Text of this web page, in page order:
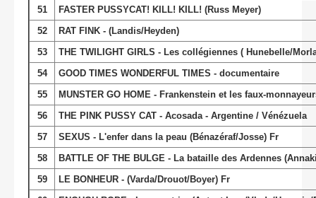
51
FASTER PUSSYCAT! KILL! KILL! (Russ Meyer)
52
RAT FINK - (Landis/Heyden)
53
THE TWILIGHT GIRLS - Les collégiennes ( Hunebelle/
54
GOOD TIMES WONDERFUL TIMES - documentaire
55
MUNSTER GO HOME - Frankenstein et les faux-
56
THE PINK PUSSY CAT - Acosada - Argentine / Vénézuela
57
SEXUS - L'enfer dans la peau (Bénazéraf/Josse) Fr
58
BATTLE OF THE BULGE - La bataille des Ardennes
59
LE BONHEUR - (Varda/Drouot/Boyer) Fr